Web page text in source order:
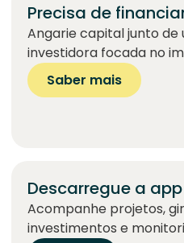
Precisa de
Angarie capital junto de
investidora focada no
Saber mais
Descarregue a app
Acompanhe projetos,
investimentos e